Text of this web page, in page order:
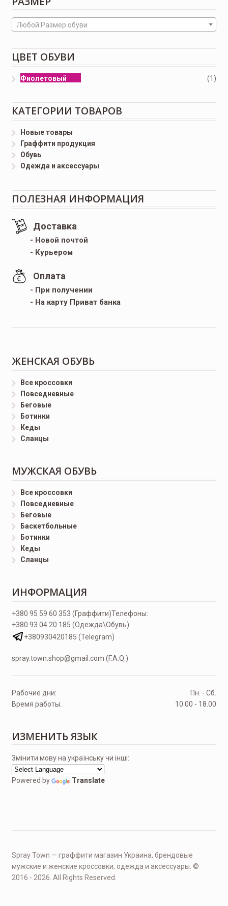
Любой Размер обуви
ЦВЕТ ОБУВИ
Фиолетовый (1)
КАТЕГОРИИ ТОВАРОВ
Новые товары
Граффити продукция
Обувь
Одежда и аксессуары
ПОЛЕЗНАЯ ИНФОРМАЦИЯ
Доставка
- Новой почтой
- Курьером
Оплата
- При получении
- На карту Приват банка
ЖЕНСКАЯ ОБУВЬ
Все кроссовки
Повседневные
Беговые
Ботинки
Кеды
Сланцы
МУЖСКАЯ ОБУВЬ
Все кроссовки
Повседневные
Беговые
Баскетбольные
Ботинки
Кеды
Сланцы
ИНФОРМАЦИЯ
Телефоны:
+380 95 59 60 353 (Граффити)
+380 93 04 20 185 (Одежда\Обувь)
+380930420185 (Telegram)
spray.town.shop@gmail.com (F.A.Q.)
Рабочие дни:
Пн. - Сб.
Время работы:
10.00 - 18.00
ИЗМЕНИТЬ ЯЗЫК
Змінити мову на українську чи інші:
Powered by Translate
Spray Town — граффити магазин Украина, брендовые
мужские и женские кроссовки, одежда и аксессуары. ©
2016 - 2026. All Rights Reserved.